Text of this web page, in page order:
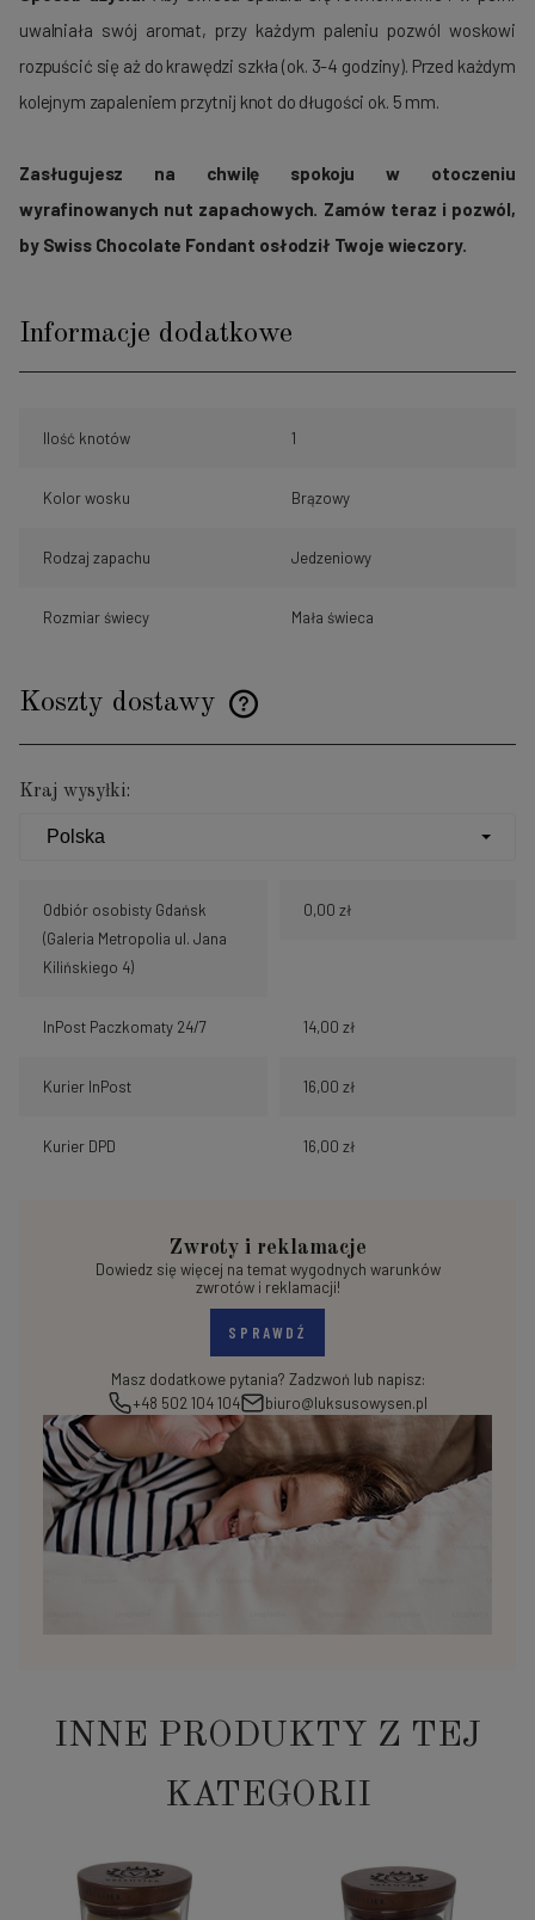
uwalniała swój aromat, przy każdym paleniu pozwól woskowi
rozpuścić się aż do krawędzi szkła (ok. 3-4 godziny). Przed każdym
kolejnym zapaleniem przytnij knot do długości ok. 5 mm.
Zasługujesz na chwilę spokoju w otoczeniu
wyrafinowanych nut zapachowych. Zamów teraz i pozwól,
by Swiss Chocolate Fondant osłodził Twoje wieczory.
Informacje dodatkowe
Ilość knotów 1
Kolor wosku Brązowy
Rodzaj zapachu Jedzeniowy
Rozmiar świecy Mała świeca
Koszty dostawy
Cena nie zawiera ewentualnych kosztów płatności
Kraj wysyłki:
Odbiór osobisty Gdańsk
(Galeria Metropolia ul. Jana
Kilińskiego 4)
0,00 zł
InPost Paczkomaty 24/7 14,00 zł
Kurier InPost 16,00 zł
Kurier DPD 16,00 zł
Zwroty i reklamacje
Dowiedz się więcej na temat wygodnych warunków
zwrotów i reklamacji!
SPRAWDŹ
Masz dodatkowe pytania? Zadzwoń lub napisz:
+48 502 104 104
biuro@luksusowysen.pl
INNE PRODUKTY Z TEJ
KATEGORII